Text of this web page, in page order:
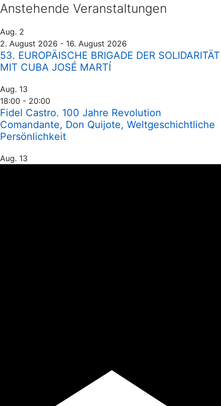
Anstehende Veranstaltungen
Aug. 2
2. August 2026 - 16. August 2026
53. EUROPÄISCHE BRIGADE DER SOLIDARITÄT
MIT CUBA JOSÉ MARTÍ
Aug. 13
18:00 - 20:00
Fidel Castro. 100 Jahre Revolution
Comandante, Don Quijote, Weltgeschichtliche
Persönlichkeit
Aug. 13